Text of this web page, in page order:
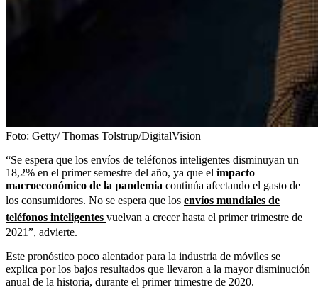
Foto: Getty/ Thomas Tolstrup/DigitalVision
“Se espera que los envíos de teléfonos inteligentes disminuyan un
18,2% en el primer semestre del año, ya que el impacto
macroeconómico de la pandemia continúa afectando el gasto de
los consumidores. No se espera que los envíos mundiales de
teléfonos inteligentes vuelvan a crecer hasta el primer trimestre de
2021”, advierte.
Este pronóstico poco alentador para la industria de móviles se
explica por los bajos resultados que llevaron a la mayor disminución
anual de la historia, durante el primer trimestre de 2020.